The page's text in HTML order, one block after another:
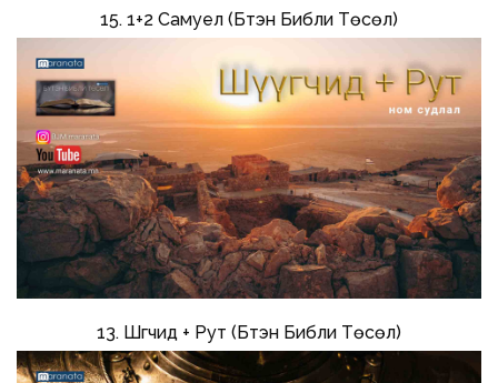
15. 1+2 Самуел (Бүтэн Библи Төсөл)
13. Шүүгчид + Рут (Бүтэн Библи Төсөл)